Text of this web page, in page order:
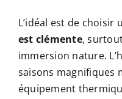
L’idéal est de choisir
est clémente,
immersion nature.
saisons magnifiques
équipement